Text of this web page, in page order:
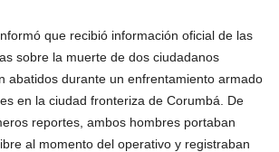
que recibió información oficial de las
sobre la muerte de dos ciudadanos
abatidos durante un enfrentamiento armado
en la ciudad fronteriza de Corumbá. De
reportes, ambos hombres portaban
al momento del operativo y registraban